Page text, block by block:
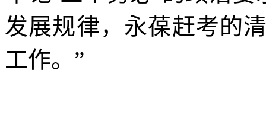
发展规律，永葆赶考的
工作。”